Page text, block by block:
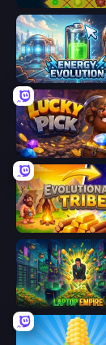
Farm Drones
Energy Evolution
Lucky Pick
Evolutionary Tribe
Laptop Empire